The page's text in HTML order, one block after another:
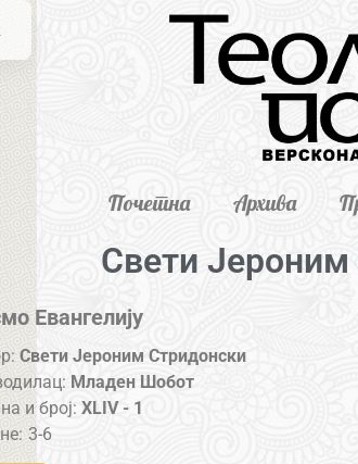
Почетна Архива
Свети
Евангелију
Свети Јероним Стридонски
Младен Шобот
и број:XLIV - 1
3-6